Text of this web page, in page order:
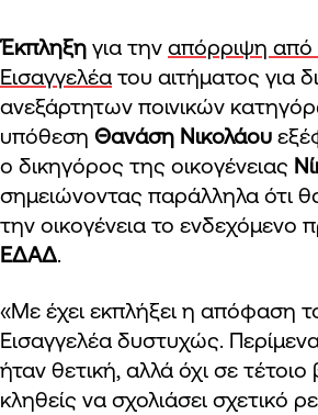
Έκπληξη για την απόρριψη από
Εισαγγελέα του αιτήματος για
ανεξάρτητων ποινικών
υπόθεση Θανάση Νικολάου
ο δικηγόρος της οικογένειας
σημειώνοντας παράλληλα ότι
την οικογένεια το ενδεχόμενο
ΕΔΑΔ.
«Με έχει εκπλήξει η απόφαση
Εισαγγελέα δυστυχώς.
ήταν θετική, αλλά όχι σε
κληθείς να σχολιάσει σχετικό